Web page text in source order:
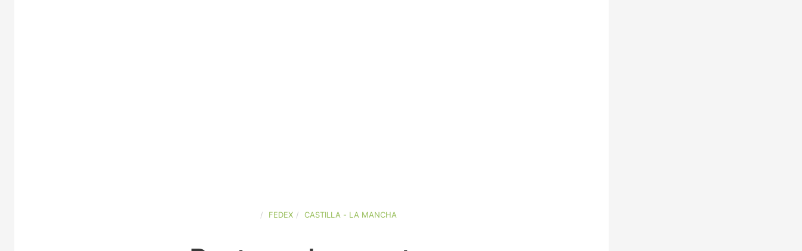
FEDEX CASTILLA - LA MANCHA